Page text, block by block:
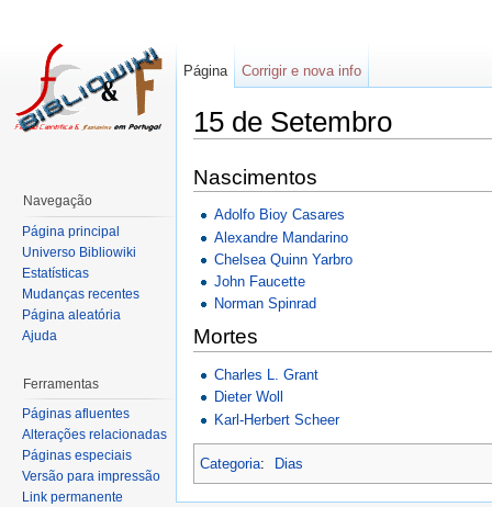
15 de Setembro
Nascimentos
Adolfo Bioy Casares
Alexandre Mandarino
Chelsea Quinn Yarbro
John Faucette
Norman Spinrad
Mortes
Charles L. Grant
Dieter Woll
Karl-Herbert Scheer
Categoria: Dias
Página Corrigir e nova info
Navegação
Página principal
Universo Bibliowiki
Estatísticas
Mudanças recentes
Página aleatória
Ajuda
Ferramentas
Páginas afluentes
Alterações relacionadas
Páginas especiais
Versão para impressão
Link permanente